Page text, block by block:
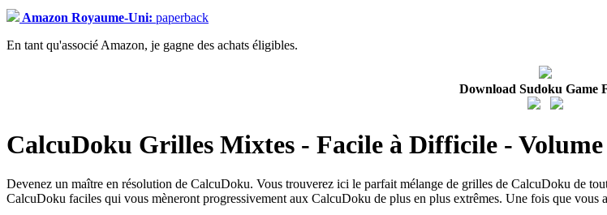
Amazon Royaume-Uni: paperback
En tant qu'associé Amazon, je gagne des achats éligibles.
Download Sudoku Game
CalcuDoku Grilles Mixtes - Facile à Difficile -
Devenez un maître en résolution de CalcuDoku. Vous trouverez ici le parfait mélange de grilles de CalcuDoku de
CalcuDoku faciles qui vous mèneront progressivement aux CalcuDoku de plus en plus extrêmes. Une fois que vous